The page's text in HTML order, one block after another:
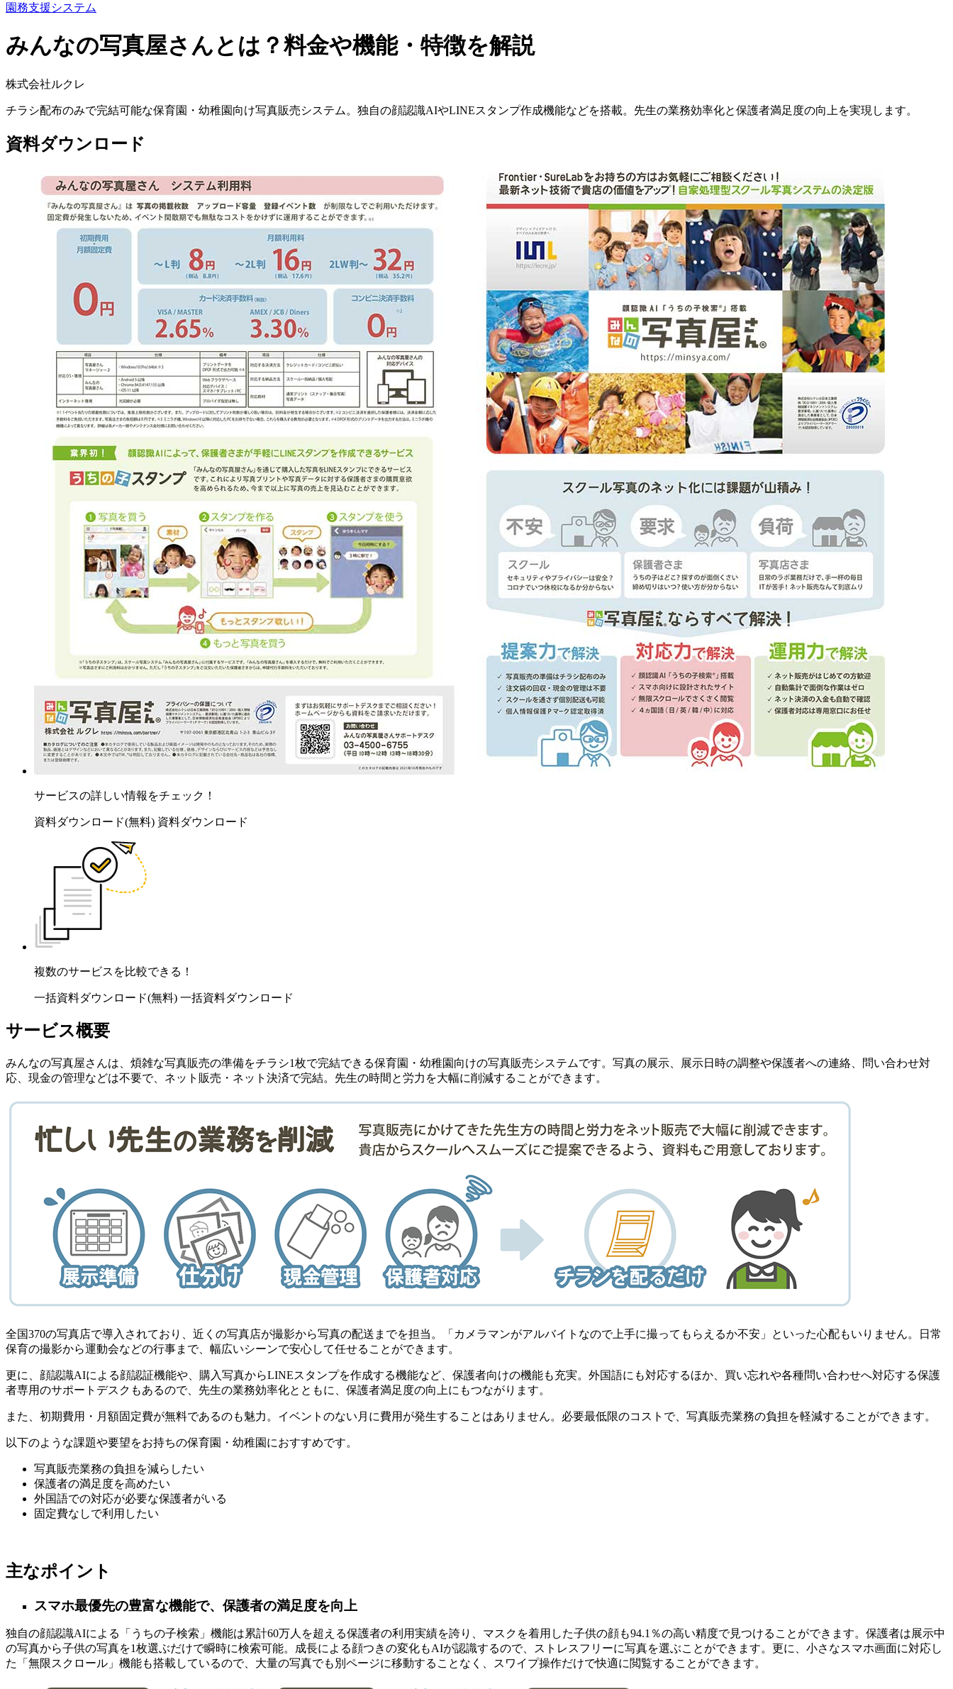
園務支援システム
みんなの写真屋さんとは？料金や機能・特徴を解説
株式会社ルクレ
チラシ配布のみで完結可能な保育園・幼稚園向け写真販売システム。独自の顔認識AIやLINEスタンプ作成機能などを搭載。先生の業務効率化と保護者満足度の向上を実現します。
資料ダウンロード
サービスの詳しい情報をチェック！
資料ダウンロード(無料) 資料ダウンロード
複数のサービスを比較できる！
一括資料ダウンロード(無料) 一括資料ダウンロード
サービス概要
みんなの写真屋さんは、煩雑な写真販売の準備をチラシ1枚で完結できる保育園・幼稚園向けの写真販売システムです。写真の展示、展示日時の調整や保護者への連絡、問い合わせ対
応、現金の管理などは不要で、ネット販売・ネット決済で完結。先生の時間と労力を大幅に削減することができます。
全国370の写真店で導入されており、近くの写真店が撮影から写真の配送までを担当。「カメラマンがアルバイトなので上手に撮ってもらえるか不安」といった心配もいりません。日常
保育の撮影から運動会などの行事まで、幅広いシーンで安心して任せることができます。
更に、顔認識AIによる顔認証機能や、購入写真からLINEスタンプを作成する機能など、保護者向けの機能も充実。外国語にも対応するほか、買い忘れや各種問い合わせへ対応する保護
者専用のサポートデスクもあるので、先生の業務効率化とともに、保護者満足度の向上にもつながります。
また、初期費用・月額固定費が無料であるのも魅力。イベントのない月に費用が発生することはありません。必要最低限のコストで、写真販売業務の負担を軽減することができます。
以下のような課題や要望をお持ちの保育園・幼稚園におすすめです。
写真販売業務の負担を減らしたい
保護者の満足度を高めたい
外国語での対応が必要な保護者がいる
固定費なしで利用したい
主なポイント
スマホ最優先の豊富な機能で、保護者の満足度を向上
独自の顔認識AIによる「うちの子検索」機能は累計60万人を超える保護者の利用実績を誇り、マスクを着用した子供の顔も94.1％の高い精度で見つけることができます。保護者は展示中
の写真から子供の写真を1枚選ぶだけで瞬時に検索可能。成長による顔つきの変化もAIが認識するので、ストレスフリーに写真を選ぶことができます。更に、小さなスマホ画面に対応し
た「無限スクロール」機能も搭載しているので、大量の写真でも別ページに移動することなく、スワイプ操作だけで快適に閲覧することができます。